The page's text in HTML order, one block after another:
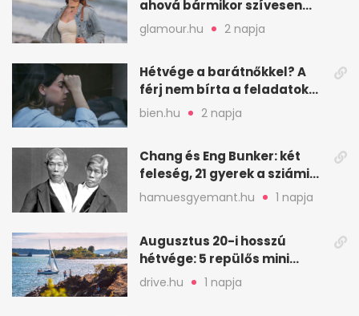
ahová bármikor szívesen
visszamennék
glamour.hu 2 napja
Hétvége a barátnőkkel? A
férj nem bírta a feladatokat,
a feleség levegőt kér
bien.hu 2 napja
Chang és Eng Bunker: két
feleség, 21 gyerek a sziámi
ikrek életében
hamuesgyemant.hu 1 napja
Augusztus 20-i hosszú
hétvége: 5 repülős mini
nyaralás 0 szabadsággal
drive.hu 1 napja